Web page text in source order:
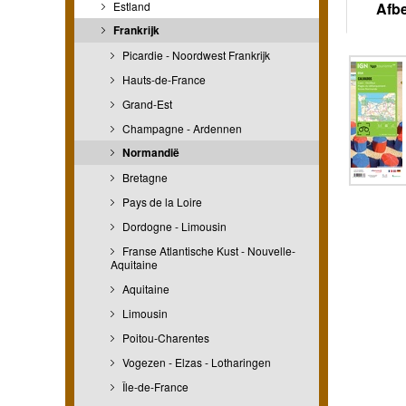
Estland
Frankrijk
Picardie - Noordwest Frankrijk
Hauts-de-France
Grand-Est
Champagne - Ardennen
Normandië
Bretagne
Pays de la Loire
Dordogne - Limousin
Franse Atlantische Kust - Nouvelle-
Aquitaine
Aquitaine
Limousin
Poitou-Charentes
Vogezen - Elzas - Lotharingen
Île-de-France